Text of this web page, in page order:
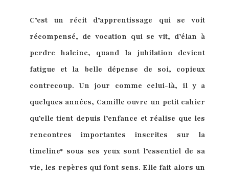
C’est un récit d’apprentissage qui se voit
récompensé, de vocation qui se vit, d’élan à
perdre haleine, quand la jubilation devient
fatigue et la belle dépense de soi, copieux
contrecoup. Un jour comme celui-là, il y a
quelques années, Camille ouvre un petit cahier
qu’elle tient depuis l’enfance et réalise que les
rencontres importantes inscrites sur la
timeline* sous ses yeux sont l’essentiel de sa
vie, les repères qui font sens. Elle fait alors un